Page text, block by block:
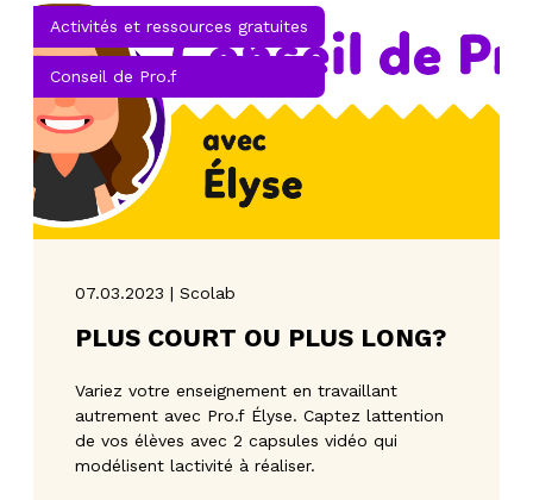
Activités et ressources gratuites
Conseil de Pro.f
07.03.2023 | Scolab
PLUS COURT OU PLUS LONG?
Variez votre enseignement en travaillant
autrement avec Pro.f Élyse. Captez lattention
de vos élèves avec 2 capsules vidéo qui
modélisent lactivité à réaliser.